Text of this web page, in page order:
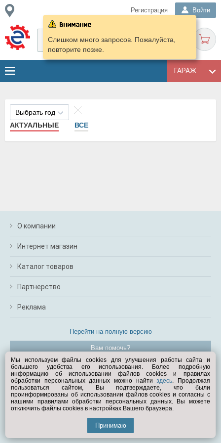
Регистрация Войти
ГАРАЖ
Слишком много запросов. Пожалуйста,
повторите позже.
Выбрать год
АКТУАЛЬНЫЕ
ВСЕ
О компании
Интернет магазин
Каталог товаров
Партнерство
Реклама
Перейти на полную версию
Вам помочь?
© Exist.ru 1998—2026
Мы используем файлы cookies для улучшения работы сайта и
большего удобства его использования. Более подробную
информацию об использовании файлов cookies и правилах
обработки персональных данных можно найтиздесь. Продолжая
пользоваться сайтом, Вы подтверждаете, что были
проинформированы об использовании файлов cookies и согласны с
нашими правилами обработки персональных данных. Вы можете
отключить файлы cookies в настройках Вашего браузера.
Принимаю